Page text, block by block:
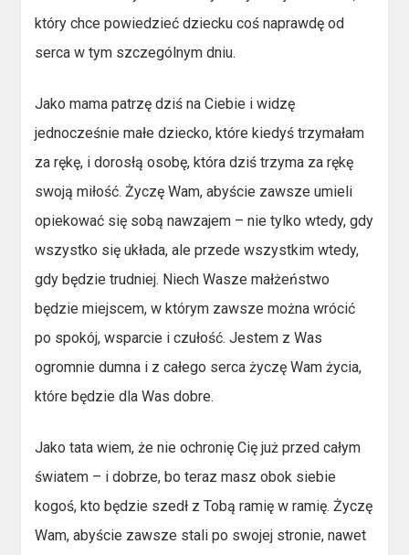
który chce powiedzieć dziecku coś naprawdę od
serca w tym szczególnym dniu.
Jako mama patrzę dziś na Ciebie i widzę
jednocześnie małe dziecko, które kiedyś trzymałam
za rękę, i dorosłą osobę, która dziś trzyma za rękę
swoją miłość. Życzę Wam, abyście zawsze umieli
opiekować się sobą nawzajem – nie tylko wtedy, gdy
wszystko się układa, ale przede wszystkim wtedy,
gdy będzie trudniej. Niech Wasze małżeństwo
będzie miejscem, w którym zawsze można wrócić
po spokój, wsparcie i czułość. Jestem z Was
ogromnie dumna i z całego serca życzę Wam życia,
które będzie dla Was dobre.
Jako tata wiem, że nie ochronię Cię już przed całym
światem – i dobrze, bo teraz masz obok siebie
kogoś, kto będzie szedł z Tobą ramię w ramię. Życzę
Wam, abyście zawsze stali po swojej stronie, nawet